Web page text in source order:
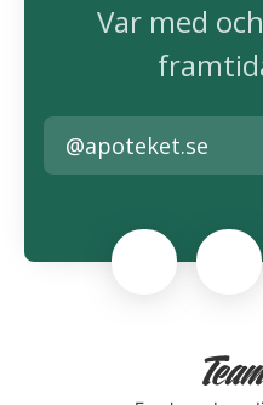
Var med
@apoteket.se